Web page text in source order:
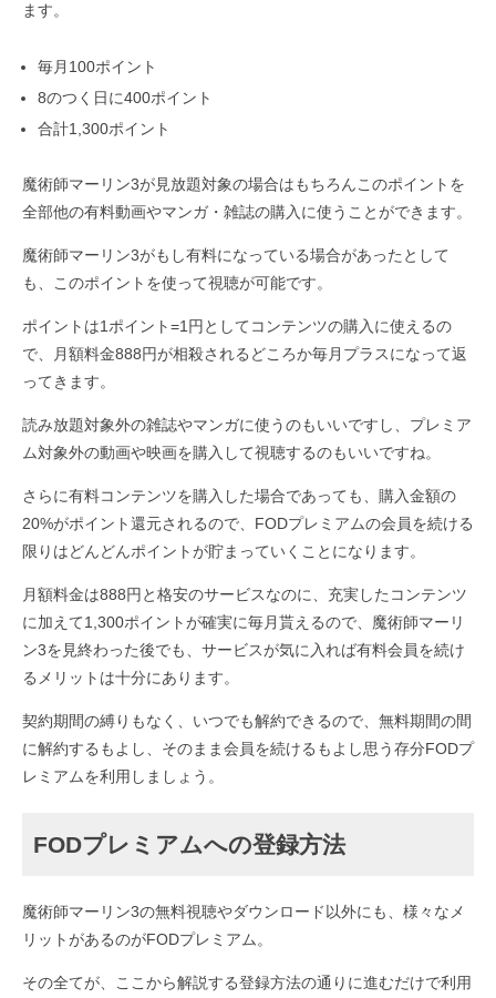
ます。
毎月100ポイント
8のつく日に400ポイント
合計1,300ポイント
魔術師マーリン3が見放題対象の場合はもちろんこのポイントを
全部他の有料動画やマンガ・雑誌の購入に使うことができます。
魔術師マーリン3がもし有料になっている場合があったとして
も、このポイントを使って視聴が可能です。
ポイントは1ポイント=1円としてコンテンツの購入に使えるの
で、月額料金888円が相殺されるどころか毎月プラスになって返
ってきます。
読み放題対象外の雑誌やマンガに使うのもいいですし、プレミア
ム対象外の動画や映画を購入して視聴するのもいいですね。
さらに有料コンテンツを購入した場合であっても、購入金額の
20%がポイント還元されるので、FODプレミアムの会員を続ける
限りはどんどんポイントが貯まっていくことになります。
月額料金は888円と格安のサービスなのに、充実したコンテンツ
に加えて1,300ポイントが確実に毎月貰えるので、魔術師マーリ
ン3を見終わった後でも、サービスが気に入れば有料会員を続け
るメリットは十分にあります。
契約期間の縛りもなく、いつでも解約できるので、無料期間の間
に解約するもよし、そのまま会員を続けるもよし思う存分FODプ
レミアムを利用しましょう。
FODプレミアムへの登録方法
魔術師マーリン3の無料視聴やダウンロード以外にも、様々なメ
リットがあるのがFODプレミアム。
その全てが、ここから解説する登録方法の通りに進むだけで利用